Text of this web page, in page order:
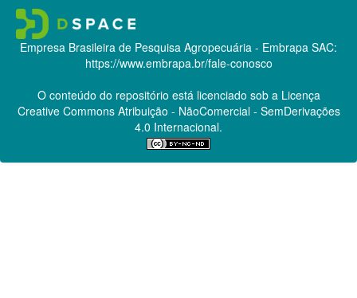
Empresa Brasileira de Pesquisa Agropecuária - Embrapa SAC:
https://www.embrapa.br/fale-conosco
O conteúdo do repositório está licenciado sob a Licença
Creative CommonsAtribuição - NãoComercial - SemDerivações
4.0 Internacional.